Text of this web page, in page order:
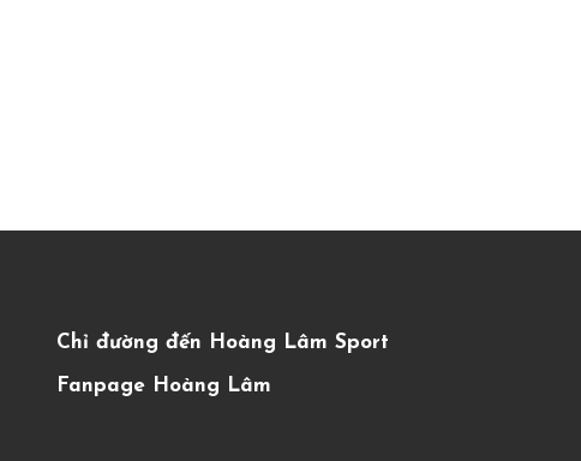
Chỉ đường đến Hoàng Lâm Sport
Fanpage Hoàng Lâm